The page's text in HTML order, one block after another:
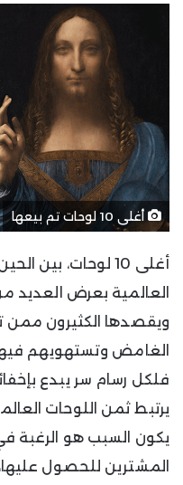
أغلى 10 لوحات تم بيعها
أغلى 10 لوحات، بين
العالمية بعرض العديد
ويقصدها الكثيرون ممن
الغامض وتستهويهم
فلكل رسام سر يبدع
يرتبط ثمن اللوحات
يكون السبب هو الرغبة في
المشترين للحصول